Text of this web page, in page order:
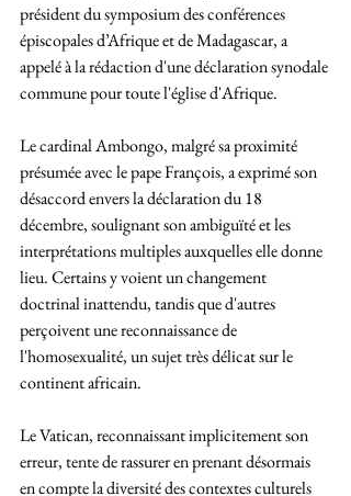
président du symposium des conférences
épiscopales d’Afrique et de Madagascar, a
appelé à la rédaction d'une déclaration synodale
commune pour toute l'église d'Afrique.
Le cardinal Ambongo, malgré sa proximité
présumée avec le pape François, a exprimé son
désaccord envers la déclaration du 18
décembre, soulignant son ambiguïté et les
interprétations multiples auxquelles elle donne
lieu. Certains y voient un changement
doctrinal inattendu, tandis que d'autres
perçoivent une reconnaissance de
l'homosexualité, un sujet très délicat sur le
continent africain.
Le Vatican, reconnaissant implicitement son
erreur, tente de rassurer en prenant désormais
en compte la diversité des contextes culturels